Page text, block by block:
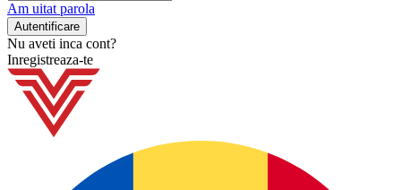
Am uitat parola
Nu aveti inca cont?
Inregistreaza-te